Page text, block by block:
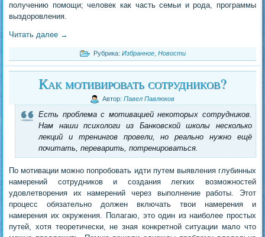
получению помощи; человек как часть семьи и рода, программы
выздоровления.
Читать далее →
Рубрика: Избранное Новости
Как мотивировать сотрудников?
Автор: Павел Павлюков
Есть проблема с мотивацией некоторых сотрудников.
Нам наши психологи из Банковской школы несколько
лекций и тренингов провели, но реально нужно ещё
почитать, переварить, потренироваться.
По мотивации можно попробовать идти путем выявления глубинных
намерений сотрудников и создания легких возможностей
удовлетворения их намерений через выполнение работы. Этот
процесс обязательно должен включать твои намерения и
намерения их окружения. Полагаю, это один из наиболее простых
путей, хотя теоретически, не зная конкретной ситуации мало что